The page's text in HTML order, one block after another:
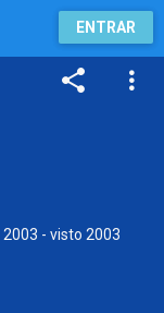
ENTRAR
2003 - visto 2003